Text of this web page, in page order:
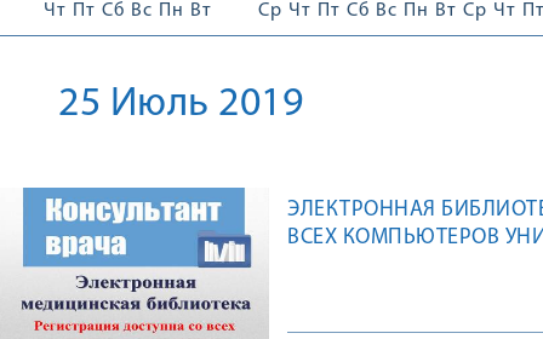
Чт Пт Сб Вс Пн Вт
Ср Чт Пт Сб Вс Пн Вт Ср Чт Пт
25 Июль 2019
ЭЛЕКТРОННАЯ
ВСЕХ КОМПЬЮТЕРОВ